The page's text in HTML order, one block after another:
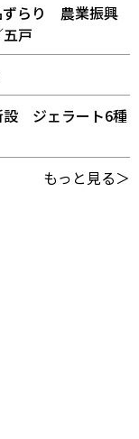
ずらり 農業振興
戸
設 ジェラート6種
もっと見る＞